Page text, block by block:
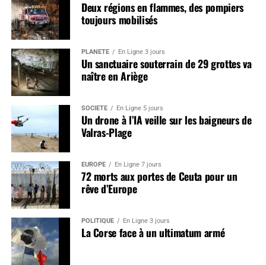
Deux régions en flammes, des pompiers
toujours mobilisés
PLANÈTE En Ligne 3 jours
Un sanctuaire souterrain de 29 grottes va
naître en Ariège
SOCIÉTÉ En Ligne 5 jours
Un drone à l’IA veille sur les baigneurs de
Valras-Plage
EUROPE En Ligne 7 jours
72 morts aux portes de Ceuta pour un
rêve d’Europe
POLITIQUE En Ligne 3 jours
La Corse face à un ultimatum armé